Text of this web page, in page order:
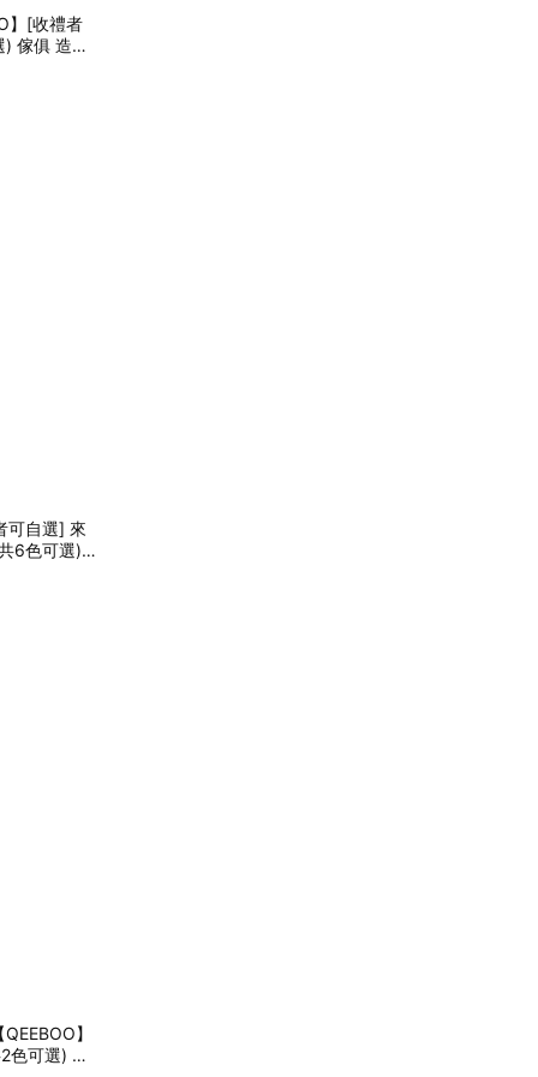
】[收禮者
傢俱 造型
居落成 入
可自選] 來
6色可選)
櫃 儲物
】
色可選) 燈